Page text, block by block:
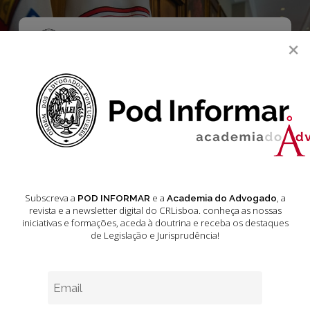
Skip
to
main
Menu
Legislação
Aduaneira e Fiscal
×
Subscreva a POD INFORMARe a Academia do Advogado, a
revista e a newsletter digital do CRLisboa. conheça as nossas
iniciativas e formações, aceda à doutrina e receba os destaques
de Legislação e Jurisprudência!